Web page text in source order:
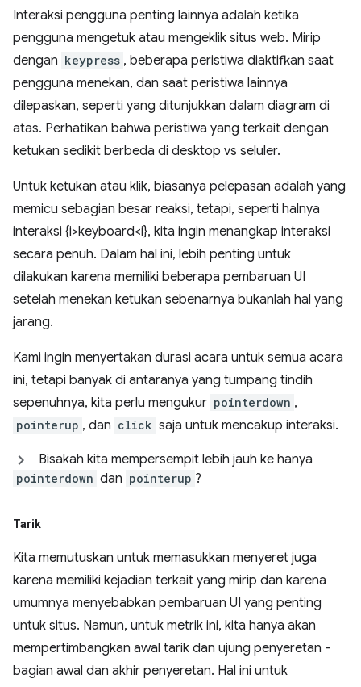
Interaksi pengguna penting lainnya adalah ketika
pengguna mengetuk atau mengeklik situs web. Mirip
dengan keypress , beberapa peristiwa diaktifkan saat
pengguna menekan, dan saat peristiwa lainnya
dilepaskan, seperti yang ditunjukkan dalam diagram di
atas. Perhatikan bahwa peristiwa yang terkait dengan
ketukan sedikit berbeda di desktop vs seluler.
Untuk ketukan atau klik, biasanya pelepasan adalah yang
memicu sebagian besar reaksi, tetapi, seperti halnya
interaksi {i>keyboard<i}, kita ingin menangkap interaksi
secara penuh. Dalam hal ini, lebih penting untuk
dilakukan karena memiliki beberapa pembaruan UI
setelah menekan ketukan sebenarnya bukanlah hal yang
jarang.
Kami ingin menyertakan durasi acara untuk semua acara
ini, tetapi banyak di antaranya yang tumpang tindih
sepenuhnya, kita perlu mengukur pointerdown ,
pointerup , dan click saja untuk mencakup interaksi.
Bisakah kita mempersempit lebih jauh ke hanya
pointerdown dan pointerup ?
Tarik
Kita memutuskan untuk memasukkan menyeret juga
karena memiliki kejadian terkait yang mirip dan karena
umumnya menyebabkan pembaruan UI yang penting
untuk situs. Namun, untuk metrik ini, kita hanya akan
mempertimbangkan awal tarik dan ujung penyeretan -
bagian awal dan akhir penyeretan. Hal ini untuk